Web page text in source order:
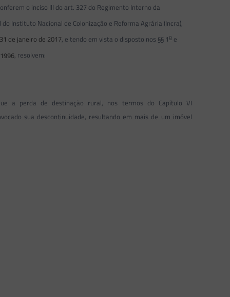
o inciso III do art. 327 do Regimento Interno da
Instituto Nacional de Colonização e Reforma Agrária (Incra),
de janeiro de 2017, e tendo em vista o disposto nos §§ 1o e
, resolvem:
a perda de destinação rural, nos termos do Capítulo VI
sua descontinuidade, resultando em mais de um imóvel